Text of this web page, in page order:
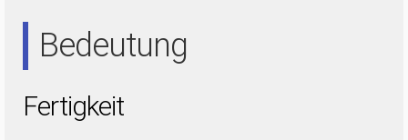
Bedeutung
Fertigkeit